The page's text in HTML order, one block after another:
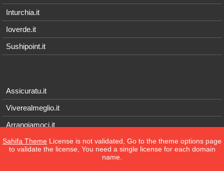
Inturchia.it
Ioverde.it
Sushipoint.it
Assicuratu.it
Viverealmeglio.it
Arrangiamoci.it
Tecnichef.it
Sahifa Theme License is not validated, Go to the theme options page
to validate the license, You need a single license for each domain
name.